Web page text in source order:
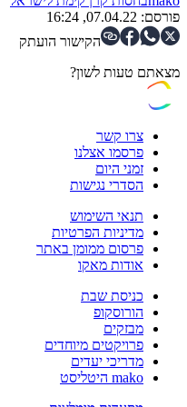
פורסם: 07.04.22, 16:24
הקישור הועתק
מצאתם טעות לשון?
צרו קשר
פרסמו אצלנו
זמני היום
הסדרי נגישות
תנאי השימוש
מדיניות הפרטיות
פרסום ממומן באתר
אודות מאקו
כניסת שבת
הורוסקופ
מבזקים
פרויקטים מיוחדים
מדריכי יעדים
mako היטליסט